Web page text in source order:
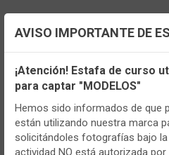
Configuración de cookies
Utilizamos cookies propias y de
persistentes, para hacer
página web y personalizar su
Igualmente, utilizamos cookies
AVISO IMPORTANTE DE
¡Atención! Estafa de curso
para captar "MODELOS"
Hemos sido informados de que
están utilizando nuestra marca
solicitándoles fotografías bajo
actividad NO está autorizada